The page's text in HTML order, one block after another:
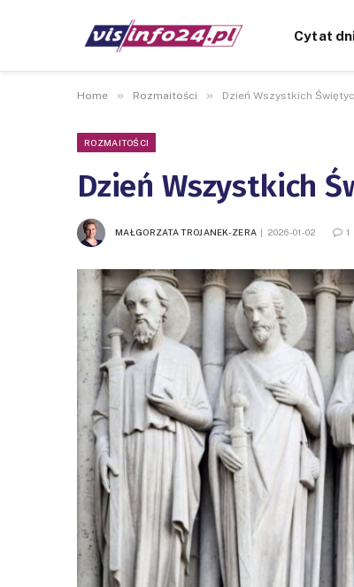
Cytat
Home » Rozmaitości » Dzień Wszystkich
ROZMAITOŚCI
Dzień Wszystkich
MAŁGORZATA TROJANEK-ZERA 2026-01-02 1